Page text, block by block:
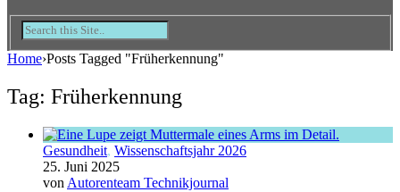
Home›Posts Tagged "Früherkennung"
Tag: Früherkennung
Gesundheit, Wissenschaftsjahr 2026
25. Juni 2025
von Autorenteam Technikjournal